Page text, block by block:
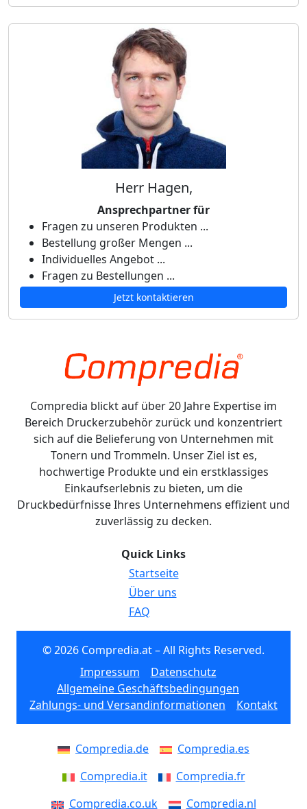
Herr Hagen,
Ansprechpartner für
Fragen zu unseren Produkten ...
Bestellung großer Mengen ...
Individuelles Angebot ...
Fragen zu Bestellungen ...
Jetzt kontaktieren
Compredia blickt auf über 20 Jahre Expertise im
Bereich Druckerzubehör zurück und konzentriert
sich auf die Belieferung von Unternehmen mit
Tonern und Trommeln. Unser Ziel ist es,
hochwertige Produkte und ein erstklassiges
Einkaufserlebnis zu bieten, um die
Druckbedürfnisse Ihres Unternehmens effizient und
zuverlässig zu decken.
Quick Links
Startseite
Über uns
FAQ
© 2026 Compredia.at – All Rights Reserved.
Impressum
Datenschutz
Allgemeine Geschäftsbedingungen
Zahlungs- und Versandinformationen
Kontakt
Compredia.de
Compredia.es
Compredia.it
Compredia.fr
Compredia.co.uk
Compredia.nl